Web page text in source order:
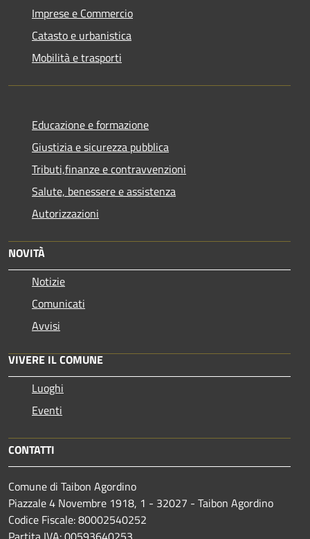
Imprese e Commercio
Catasto e urbanistica
Mobilità e trasporti
Educazione e formazione
Giustizia e sicurezza pubblica
Tributi,finanze e contravvenzioni
Salute, benessere e assistenza
Autorizzazioni
NOVITÀ
Notizie
Comunicati
Avvisi
VIVERE IL COMUNE
Luoghi
Eventi
CONTATTI
Comune di Taibon Agordino
Piazzale 4 Novembre 1918, 1 - 32027 - Taibon Agordino
Codice Fiscale: 80002540252